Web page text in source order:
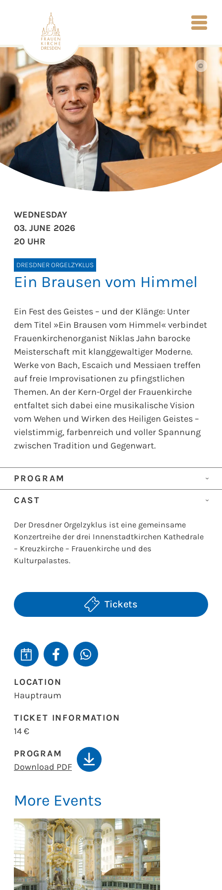
©
DRESDNER ORGELZYKLUS
Ein Brausen vom Himmel
Ein Fest des Geistes – und der Klänge: Unter
dem Titel »Ein Brausen vom Himmel« verbindet
Frauenkirchenorganist Niklas Jahn barocke
Meisterschaft mit klanggewaltiger Moderne.
Werke von Bach, Escaich und Messiaen treffen
auf freie Improvisationen zu pfingstlichen
Themen. An der Kern-Orgel der Frauenkirche
entfaltet sich dabei eine musikalische Vision
vom Wehen und Wirken des Heiligen Geistes –
vielstimmig, farbenreich und voller Spannung
zwischen Tradition und Gegenwart.
PROGRAM
Werke von
sowie Improvisationen
zu pfingstlichen Themen
CAST
Der Dresdner Orgelzyklus ist eine gemeinsame
Konzertreihe der drei Innenstadtkirchen Kathedrale
– Kreuzkirche – Frauenkirche und des
Kulturpalastes.
Tickets
WEDNESDAY
03. JUNE 2026
20 UHR
LOCATION
Hauptraum
TICKET INFORMATION
14 €
PROGRAM
Download PDF
More Events